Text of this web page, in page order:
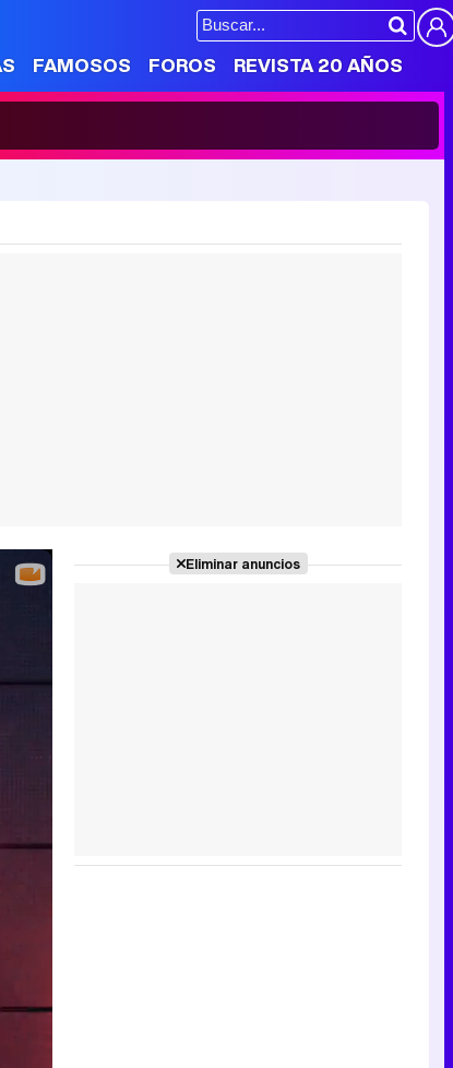
FAMOSOS FOROS REVISTA 20 AÑOS
Eliminar anuncios